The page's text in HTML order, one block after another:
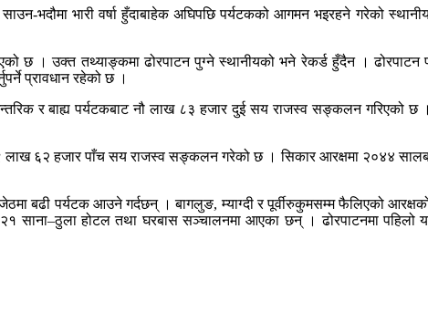
भदौमा भारी वर्षा हुँदाबाहेक अघिपछि पर्यटकको आगमन भइरहने गरेको
छ । उक्त तथ्याङ्कमा ढोरपाटन पुग्ने स्थानीयको भने रेकर्ड हुँदैन । ढोरपाटन
प्रावधान रहेको छ ।
र बाह्य पर्यटकबाट नौ लाख ८३ हजार दुई सय राजस्व सङ्कलन गरिएको छ ।
६२ हजार पाँच सय राजस्व सङ्कलन गरेको छ । सिकार आरक्षमा २०४४
बढी पर्यटक आउने गर्दछन् । बागलुङ, म्याग्दी र पूर्वीरुकुमसम्म फैलिएको
साना–ठुला होटल तथा घरबास सञ्चालनमा आएका छन् । ढोरपाटनमा पहिलो